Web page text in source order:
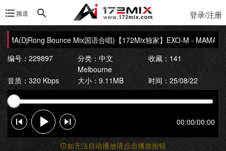
频道 登录/注册
Bounce Mix国语合唱)【172Mix独家】EXO-M -
编号：229897
分类：中文
Melbourne
收藏：141
音质：320 Kbps 大小：9.11MB 时间：25/08/22
00:00/00:00
如无法自动播放请点击播放按钮